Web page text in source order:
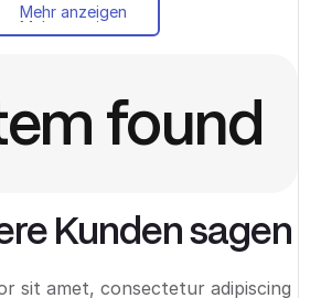
Mehr anzeigen
Mehr anzeigen
found
Kunden sagen
sit amet, consectetur adipiscing